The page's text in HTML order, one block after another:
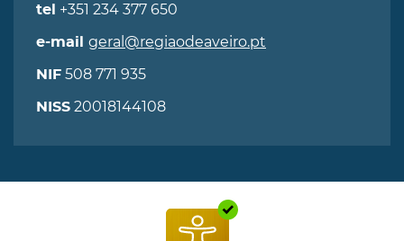
tel +351 234 377 650
e-mail geral@regiaodeaveiro.pt
NIF 508 771 935
NISS 20018144108